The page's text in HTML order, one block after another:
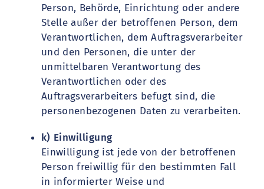
Person, Behörde, Einrichtung oder andere
Stelle außer der betroffenen Person, dem
Verantwortlichen, dem Auftragsverarbeiter
und den Personen, die unter der
unmittelbaren Verantwortung des
Verantwortlichen oder des
Auftragsverarbeiters befugt sind, die
personenbezogenen Daten zu verarbeiten.
k) Einwilligung
Einwilligung ist jede von der betroffenen
Person freiwillig für den bestimmten Fall
in informierter Weise und